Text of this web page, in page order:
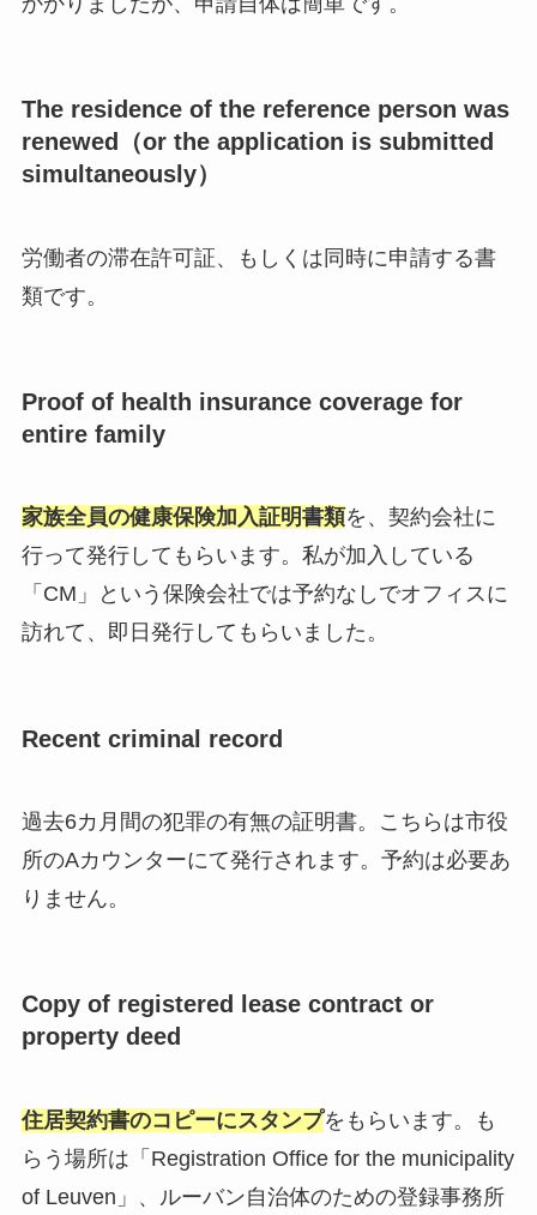
The residence of the reference person was
renewed（or the application is submitted
simultaneously）
労働者の滞在許可証、もしくは同時に申請する書
類です。
Proof of health insurance coverage for
entire family
家族全員の健康保険加入証明書類を、契約会社に
行って発行してもらいます。私が加入している
「CM」という保険会社では予約なしでオフィスに
訪れて、即日発行してもらいました。
Recent criminal record
過去6カ月間の犯罪の有無の証明書。こちらは市役
所のAカウンターにて発行されます。予約は必要あ
りません。
Copy of registered lease contract or
property deed
住居契約書のコピーにスタンプをもらいます。も
らう場所は「Registration Office for the municipality
of Leuven」、ルーバン自治体のための登録事務所